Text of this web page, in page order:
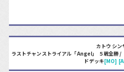
カトウ シン
ラストチャンストライアル「Angel」 ５戦全勝 /
ドデッキ[MO]